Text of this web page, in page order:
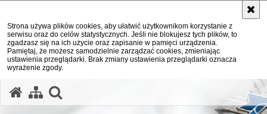
Strona używa plików cookies, aby ułatwić użytkownikom korzystanie z
serwisu oraz do celów statystycznych. Jeśli nie blokujesz tych plików, to
zgadzasz się na ich użycie oraz zapisanie w pamięci urządzenia.
Pamiętaj, że możesz samodzielnie zarządzać cookies, zmieniając
ustawienia przeglądarki. Brak zmiany ustawienia przeglądarki oznacza
wyrażenie zgody.